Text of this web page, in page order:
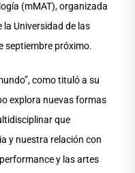
(mMAT), organizada
la Universidad de las
septiembre próximo.
como tituló a su
explora nuevas formas
que
y nuestra relación con
y las artes